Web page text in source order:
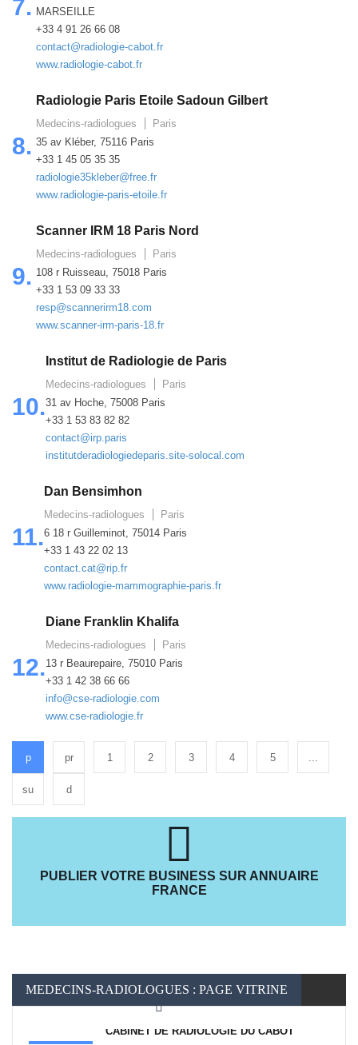
7. MARSEILLE
+33 4 91 26 66 08
contact@radiologie-cabot.fr
www.radiologie-cabot.fr
8.
Radiologie Paris Etoile Sadoun Gilbert
Medecins-radiologues
Paris
35 av Kléber, 75116 Paris
+33 1 45 05 35 35
radiologie35kleber@free.fr
www.radiologie-paris-etoile.fr
9.
Scanner IRM 18 Paris Nord
Medecins-radiologues
Paris
108 r Ruisseau, 75018 Paris
+33 1 53 09 33 33
resp@scannerirm18.com
www.scanner-irm-paris-18.fr
10.
Institut de Radiologie de Paris
Medecins-radiologues
Paris
31 av Hoche, 75008 Paris
+33 1 53 83 82 82
contact@irp.paris
institutderadiologiedeparis.site-solocal.com
11.
Dan Bensimhon
Medecins-radiologues
Paris
6 18 r Guilleminot, 75014 Paris
+33 1 43 22 02 13
contact.cat@rip.fr
www.radiologie-mammographie-paris.fr
12.
Diane Franklin Khalifa
Medecins-radiologues
Paris
13 r Beaurepaire, 75010 Paris
+33 1 42 38 66 66
info@cse-radiologie.com
www.cse-radiologie.fr
p pr 1 2 3 4 5 ...
su d
PUBLIER VOTRE BUSINESS SUR ANNUAIRE
FRANCE
MEDECINS-RADIOLOGUES : PAGE VITRINE
CABINET DE RADIOLOGIE DU CABOT